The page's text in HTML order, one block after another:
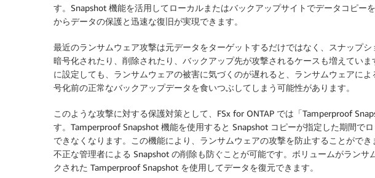
す。Snapshot 機能を活用してローカルまたはバックアップサイトでデータコピー
からデータの保護と迅速な復旧が実現できます。
最近のランサムウェア攻撃は元データをターゲットするだけではなく、スナップ
暗号化されたり、削除されたり、バックアップ先が攻撃されるケースも増えてい
に設定しても、ランサムウェアの被害に気づくのが遅れると、ランサムウェアに
号化前の正常なバックアップデータを食いつぶしてしまう可能性があります。
このような攻撃に対する保護対策として、FSx for ONTAP では「Tamperproof
す。Tamperproof Snapshot 機能を使用すると Snapshot コピーが指定した期間で
できなくなります。この機能により、ランサムウェアの攻撃を防止することがで
不正な管理者による Snapshot の削除も防ぐことが可能です。ボリュームがランサ
クされた Tamperproof Snapshot を使用してデータを復元できます。